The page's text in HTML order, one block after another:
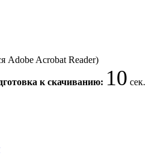
Adobe Acrobat Reader)
к скачиванию: 10 сек.